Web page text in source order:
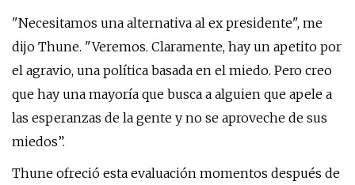
"Necesitamos una alternativa al ex presidente", me
dijo Thune. "Veremos. Claramente, hay un apetito por
el agravio, una política basada en el miedo. Pero creo
que hay una mayoría que busca a alguien que apele a
las esperanzas de la gente y no se aproveche de sus
miedos”.
Thune ofreció esta evaluación momentos después de